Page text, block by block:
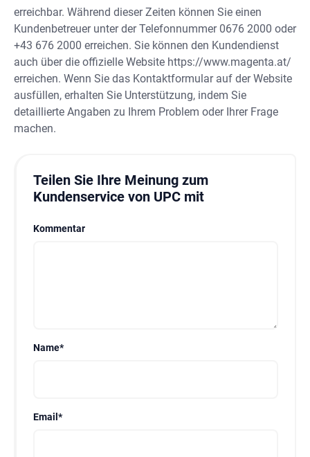
erreichbar. Während dieser Zeiten können Sie einen
Kundenbetreuer unter der Telefonnummer 0676 2000 oder
+43 676 2000 erreichen. Sie können den Kundendienst
auch über die offizielle Website https://www.magenta.at/
erreichen. Wenn Sie das Kontaktformular auf der Website
ausfüllen, erhalten Sie Unterstützung, indem Sie
detaillierte Angaben zu Ihrem Problem oder Ihrer Frage
machen.
Teilen Sie Ihre Meinung zum
Kundenservice von UPC mit
Kommentar
Name*
Email *